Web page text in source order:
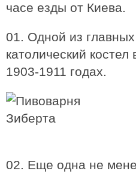
часе езды от Киева.
01. Одной из
католический
1903-1911 годах.
02. Еще одна не